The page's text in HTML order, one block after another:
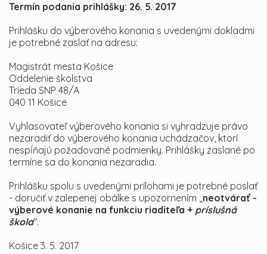
Termín podania prihlášky: 26. 5. 2017
Prihlášku do výberového konania s uvedenými dokladmi
je potrebné zaslať na adresu:
Magistrát mesta Košice
Oddelenie školstva
Trieda SNP 48/A
040 11 Košice
Vyhlasovateľ výberového konania si vyhradzuje právo
nezaradiť do výberového konania uchádzačov, ktorí
nespĺňajú požadované podmienky. Prihlášky zaslané po
termíne sa do konania nezaradia.
Prihlášku spolu s uvedenými prílohami je potrebné poslať
- doručiť v zalepenej obálke s upozornením „neotvárať -
výberové konanie na funkciu riaditeľa + príslušná
škola".
Košice 3. 5. 2017